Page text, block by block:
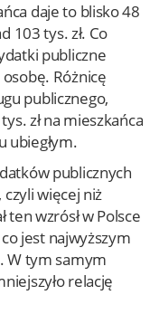
daje to blisko 48
103 tys. zł. Co
publiczne
Różnicę
publicznego,
zł na mieszkańca
ubiegłym.
publicznych
czyli więcej niż
ten wzrósł w Polsce
jest najwyższym
W tym samym
relację